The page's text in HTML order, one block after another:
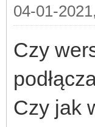
04-01-
Czy
Czy jak